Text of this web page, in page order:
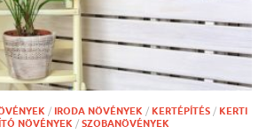
/ IRODA NÖVÉNYEK / KERTÉPÍTÉS / KERTI
NÖVÉNYEK / SZOBANÖVÉNYEK